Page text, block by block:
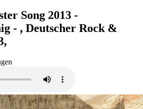
Song 2013 -
- , Deutscher Rock &